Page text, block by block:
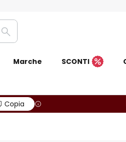
Ricerca
Marche SCONTI
Copia